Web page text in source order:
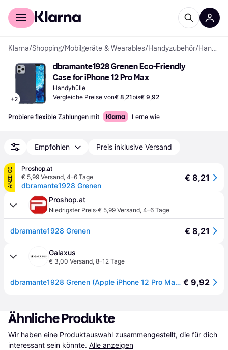
Für Shopper
Klarna/Shopping/Mobilgeräte & Wearables/Handyzubehör/ Handyhüllen
+2
dbramante1928 Grenen Eco-Friendly
Case for iPhone 12 Pro Max
Handyhülle
Vergleiche Preise von€ 8,21bis€ 9,92
Probiere flexible Zahlungen mit Lerne wie
Empfohlen Preis inklusive Versand
ANZEIGE
Proshop.at
€ 5,99 Versand, 4–6 Tage
dbramante1928 Grenen
€ 8,21
Proshop.at
Niedrigster Preis·€ 5,99 Versand, 4–6 Tage
dbramante1928 Grenen € 8,21
Galaxus
€ 3,00 Versand, 8–12 Tage
dbramante1928 Grenen (Apple iPhone 12 Pro Max), Smartphone Hülle, Blau € 9,92
Ähnliche Produkte
Wir haben eine Produktauswahl zusammengestellt, die für dich
interessant sein könnte. Alle anzeigen